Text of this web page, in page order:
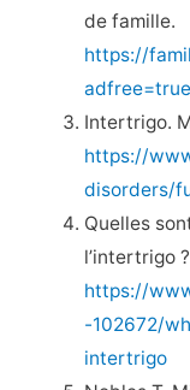
de famille.
https://
adfree=true
Intertrigo.
https://
disorders/
Quelles
l’intertrigo
https://
-102672/
intertrigo